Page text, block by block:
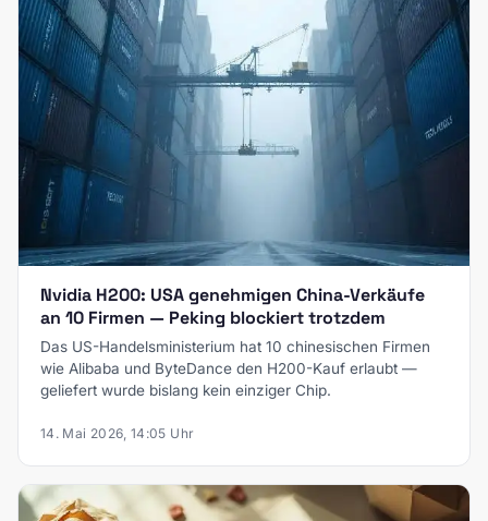
Nvidia H200: USA genehmigen China-Verkäufe
an 10 Firmen — Peking blockiert trotzdem
Das US-Handelsministerium hat 10 chinesischen Firmen
wie Alibaba und ByteDance den H200-Kauf erlaubt —
geliefert wurde bislang kein einziger Chip.
14. Mai 2026, 14:05 Uhr